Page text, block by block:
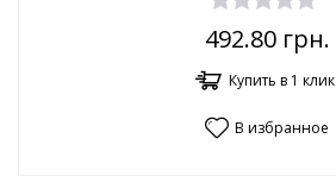
492.80грн.
Купить в 1 клик
В избранное